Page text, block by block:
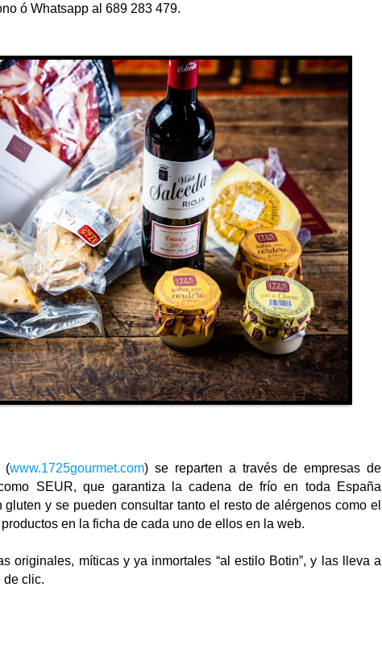
ó Whatsapp al 689 283 479.
(www.1725gourmet.com) se reparten a través de empresas de
SEUR, que garantiza la cadena de frío en toda España
y se pueden consultar tanto el resto de alérgenos como el
en la ficha de cada uno de ellos en la web.
originales, míticas y ya inmortales “al estilo Botin”, y las lleva a
de clic.